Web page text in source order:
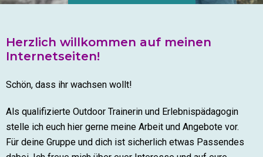
Herzlich willkommen auf meinen
Internetseiten!
Schön, dass ihr wachsen wollt!
Als qualifizierte Outdoor Trainerin und Erlebnispädagogin
stelle ich euch hier gerne meine Arbeit und Angebote vor.
Für deine Gruppe und dich ist sicherlich etwas Passendes